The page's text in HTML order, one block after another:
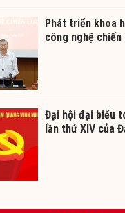
Phát triển khoa
công nghệ chiến
Đại hội đại biểu
lần thứ XIV của